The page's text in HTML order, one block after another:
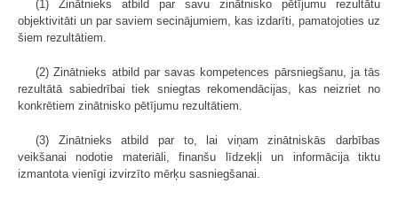
(1) Zinātnieks atbild par savu zinātnisko pētījumu rezultātu
objektivitāti un par saviem secinājumiem, kas izdarīti, pamatojoties uz
šiem rezultātiem.
(2) Zinātnieks atbild par savas kompetences pārsniegšanu, ja tās
rezultātā sabiedrībai tiek sniegtas rekomendācijas, kas neizriet no
konkrētiem zinātnisko pētījumu rezultātiem.
(3) Zinātnieks atbild par to, lai viņam zinātniskās darbības
veikšanai nodotie materiāli, finanšu līdzekļi un informācija tiktu
izmantota vienīgi izvirzīto mērķu sasniegšanai.